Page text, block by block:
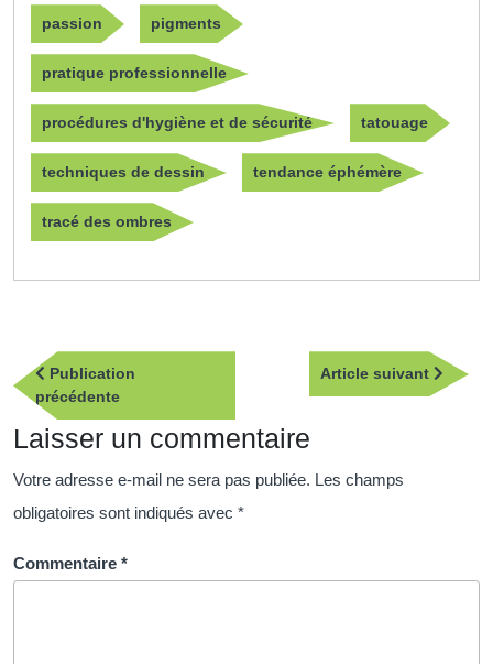
passion pigments
pratique professionnelle
procédures d'hygiène et de sécurité tatouage
techniques de dessin tendance éphémère
tracé des ombres
Navigation
de
l’article
Publication
précédentePublication
précédente
Article suivant
Article
Laisser un commentaire
Votre adresse e-mail ne sera pas publiée. Les champs
obligatoires sont indiqués avec *
Commentaire *